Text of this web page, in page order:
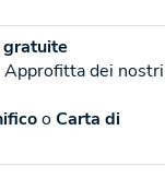
Approfitta dei nostri
oCarta di